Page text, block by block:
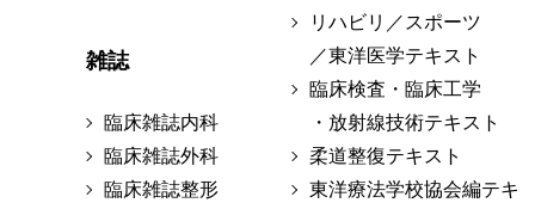
雑誌
臨床雑誌内科
臨床雑誌外科
臨床雑誌整形
リハビリ／スポーツ
／東洋医学テキスト
臨床検査・臨床工学
・放射線技術テキスト
柔道整復テキスト
東洋療法学校協会編テキ